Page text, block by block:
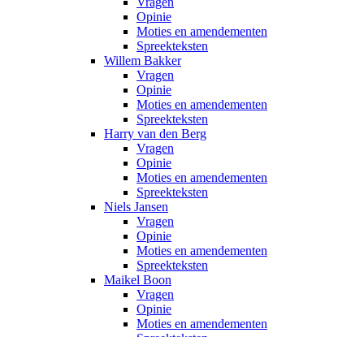
Opinie
Moties en amendementen
Spreekteksten
Willem Bakker
Vragen
Opinie
Moties en amendementen
Spreekteksten
Harry van den Berg
Vragen
Opinie
Moties en amendementen
Spreekteksten
Niels Jansen
Vragen
Opinie
Moties en amendementen
Spreekteksten
Maikel Boon
Vragen
Opinie
Moties en amendementen